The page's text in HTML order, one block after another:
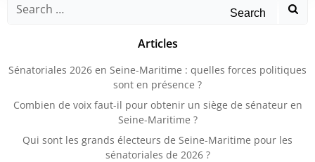
for:
Articles
Sénatoriales 2026 en Seine-Maritime : quelles forces politiques
sont en présence ?
Combien de voix faut-il pour obtenir un siège de sénateur en
Seine-Maritime ?
Qui sont les grands électeurs de Seine-Maritime pour les
sénatoriales de 2026 ?